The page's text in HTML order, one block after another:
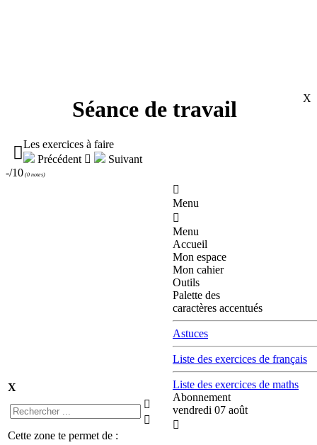
X
Séance de travail
Les exercices à faire
Précédent 
Suivant
-/10 (0 notes)
X


Cette zone te permet de :

Menu

Menu
Accueil
Mon espace
Mon cahier
Outils
Palette des
caractères accentués
Astuces
Liste des exercices de français
Liste des exercices de maths
Abonnement
vendredi 07 août
